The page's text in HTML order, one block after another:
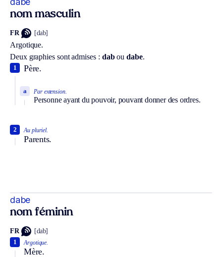
nom masculin
FR [dab]
Argotique.
Deux graphies sont admises : daboudabe.
Père.
1
Par extension.
Personne ayant du pouvoir, pouvant donner des ordres.
a
Au pluriel.
Parents.
2
dabe
nom féminin
FR [dab]
Argotique.
Mère.
1